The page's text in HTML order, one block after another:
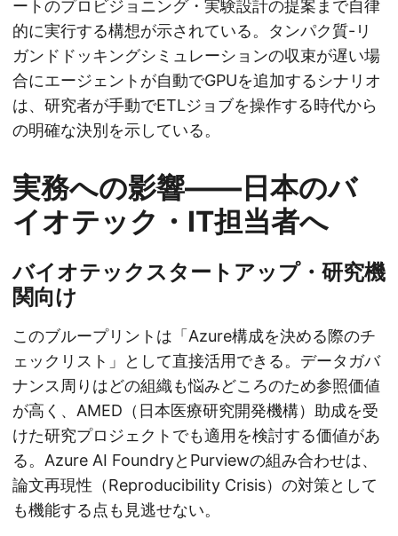
ートのプロビジョニング・実験設計の提案まで自律
的に実行する構想が示されている。タンパク質-リ
ガンドドッキングシミュレーションの収束が遅い場
合にエージェントが自動でGPUを追加するシナリオ
は、研究者が手動でETLジョブを操作する時代から
の明確な決別を示している。
実務への影響――日本のバ
イオテック・IT担当者へ
バイオテックスタートアップ・研究機
関向け
このブループリントは「Azure構成を決める際のチ
ェックリスト」として直接活用できる。データガバ
ナンス周りはどの組織も悩みどころのため参照価値
が高く、AMED（日本医療研究開発機構）助成を受
けた研究プロジェクトでも適用を検討する価値があ
る。Azure AI FoundryとPurviewの組み合わせは、
論文再現性（Reproducibility Crisis）の対策として
も機能する点も見逃せない。